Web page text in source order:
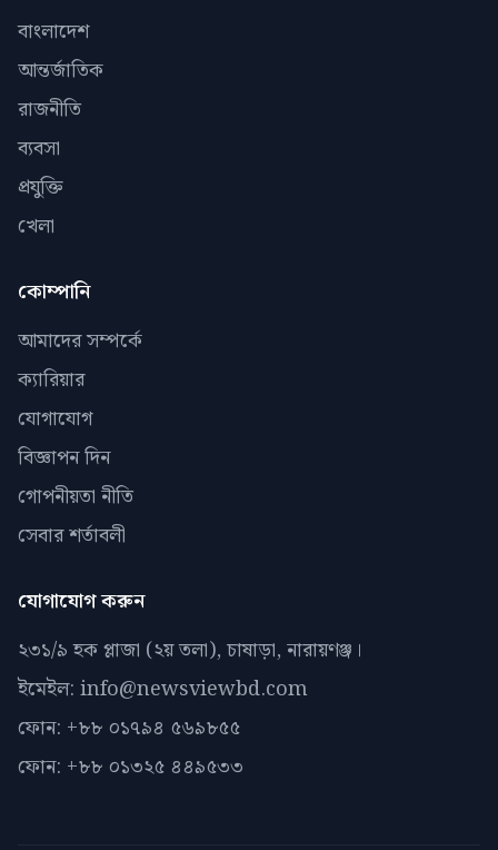
বাংলাদেশ
আন্তর্জাতিক
রাজনীতি
ব্যবসা
প্রযুক্তি
খেলা
কোম্পানি
আমাদের সম্পর্কে
ক্যারিয়ার
যোগাযোগ
বিজ্ঞাপন দিন
গোপনীয়তা নীতি
সেবার শর্তাবলী
যোগাযোগ করুন
২৩১/৯ হক প্লাজা (২য় তলা), চাষাড়া, নারায়ণঞ্জ।
ইমেইল: info@newsviewbd.com
ফোন: +৮৮ ০১৭৯৪ ৫৬৯৮৫৫
ফোন: +৮৮ ০১৩২৫ ৪৪৯৫৩৩